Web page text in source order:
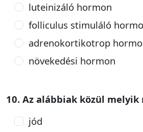
luteinizáló hormon
folliculus stimuláló
adrenokortikotrop
növekedési hormon
10. Az alábbiak közül melyik
jód